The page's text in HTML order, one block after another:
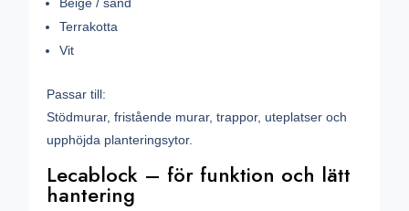
Beige / sand
Terrakotta
Vit
Passar till:
Stödmurar, fristående murar, trappor, uteplatser och
upphöjda planteringsytor.
Lecablock – för funktion och lätt
hantering